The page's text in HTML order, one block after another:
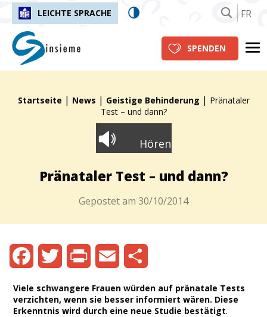
LEICHTE SPRACHE FR
insieme.ch
SPENDEN
Fil d'Ariane :
Startseite | News | Geistige Behinderung | Pränataler
Test – und dann?
Hören
Pränataler Test – und dann?
Gepostet am 30/10/2014
Viele schwangere Frauen würden auf pränatale Tests
verzichten, wenn sie besser informiert wären. Diese
Erkenntnis wird durch eine neue Studie bestätigt.